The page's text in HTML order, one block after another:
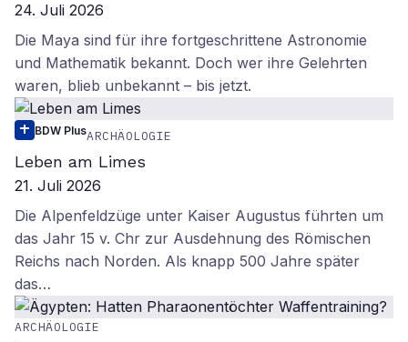
24. Juli 2026
Die Maya sind für ihre fortgeschrittene Astronomie
und Mathematik bekannt. Doch wer ihre Gelehrten
waren, blieb unbekannt – bis jetzt.
BDW PlusARCHÄOLOGIE
Leben am Limes
21. Juli 2026
Die Alpenfeldzüge unter Kaiser Augustus führten um
das Jahr 15 v. Chr zur Ausdehnung des Römischen
Reichs nach Norden. Als knapp 500 Jahre später
das…
ARCHÄOLOGIE